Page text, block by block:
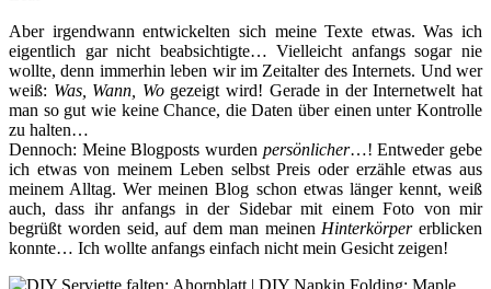
Aber irgendwann entwickelten sich meine Texte etwas. Was ich
eigentlich gar nicht beabsichtigte… Vielleicht anfangs sogar nie
wollte, denn immerhin leben wir im Zeitalter des Internets. Und wer
weiß: Was, Wann, Wogezeigt wird! Gerade in der Internetwelt hat
man so gut wie keine Chance, die Daten über einen unter Kontrolle
zu halten…
Dennoch: Meine Blogposts wurden persönlicher…! Entweder gebe
ich etwas von meinem Leben selbst Preis oder erzähle etwas aus
meinem Alltag. Wer meinen Blog schon etwas länger kennt, weiß
auch, dass ihr anfangs in der Sidebar mit einem Foto von mir
begrüßt worden seid, auf dem man meinen Hinterkörpererblicken
konnte… Ich wollte anfangs einfach nicht mein Gesicht zeigen!